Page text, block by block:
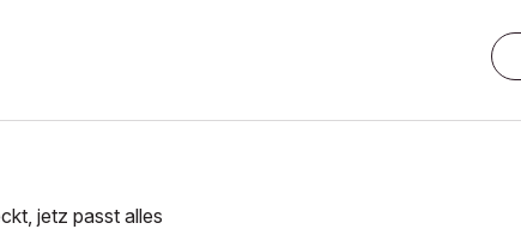
jetz passt alles